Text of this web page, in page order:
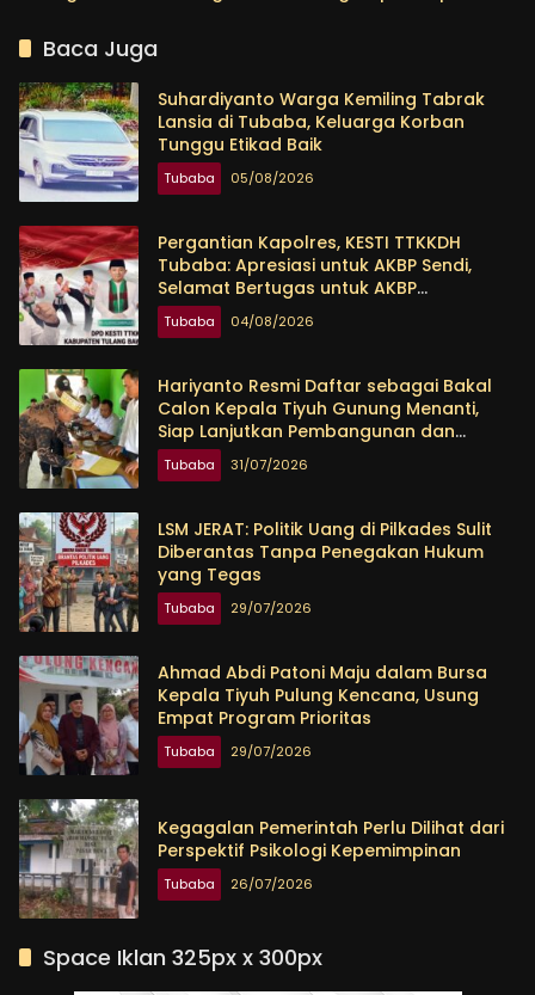
Baca Juga
Suhardiyanto Warga Kemiling Tabrak
Lansia di Tubaba, Keluarga Korban
Tunggu Etikad Baik
Tubaba 05/08/2026
Pergantian Kapolres, KESTI TTKKDH
Tubaba: Apresiasi untuk AKBP Sendi,
Selamat Bertugas untuk AKBP
Himmawan
Tubaba 04/08/2026
Hariyanto Resmi Daftar sebagai Bakal
Calon Kepala Tiyuh Gunung Menanti,
Siap Lanjutkan Pembangunan dan
Tingkatkan Kesejahteraan Warga
Tubaba 31/07/2026
LSM JERAT: Politik Uang di Pilkades Sulit
Diberantas Tanpa Penegakan Hukum
yang Tegas
Tubaba 29/07/2026
Ahmad Abdi Patoni Maju dalam Bursa
Kepala Tiyuh Pulung Kencana, Usung
Empat Program Prioritas
Tubaba 29/07/2026
Kegagalan Pemerintah Perlu Dilihat dari
Perspektif Psikologi Kepemimpinan
Tubaba 26/07/2026
Space Iklan 325px x 300px